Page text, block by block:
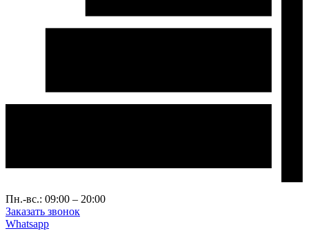
Пн.-вс.: 09:00 – 20:00
Заказать звонок
Whatsapp